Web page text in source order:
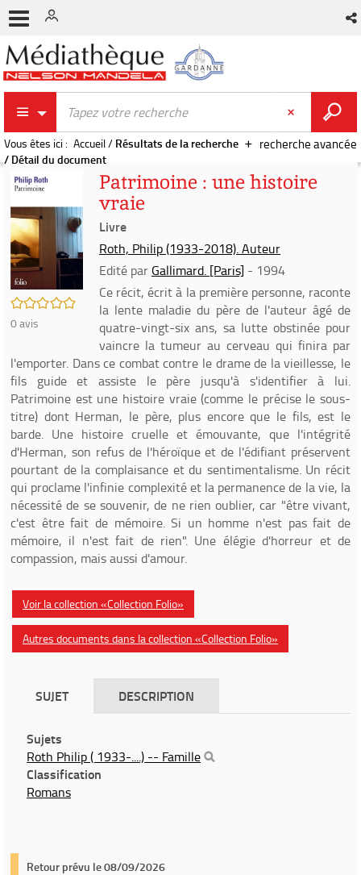
recherche avancée
Vous êtes ici : Accueil/ Résultats de la recherche
/ Détail du document
/5
0avis
Patrimoine : une histoire
vraie
Livre
Roth, Philip (1933-2018). Auteur
Edité par Gallimard. [Paris] - 1994
Ce récit, écrit à la première personne, raconte
la lente maladie du père de l'auteur âgé de
quatre-vingt-six ans, sa lutte obstinée pour
vaincre la tumeur au cerveau qui finira par
l'emporter. Dans ce combat contre le drame de la vieillesse, le
fils guide et assiste le père jusqu'à s'identifier à lui.
Patrimoine est une histoire vraie (comme le précise le sous-
titre) dont Herman, le père, plus encore que le fils, est le
barde. Une histoire cruelle et émouvante, que l'intégrité
d'Herman, son refus de l'héroïque et de l'édifiant préservent
pourtant de la complaisance et du sentimentalisme. Un récit
qui proclame l'infinie complexité et la permanence de la vie, la
nécessité de se souvenir, de ne rien oublier, car "être vivant,
c'est être fait de mémoire. Si un homme n'est pas fait de
mémoire, il n'est fait de rien". Une élégie d'horreur et de
compassion, mais aussi d'amour.
Voir la collection «Collection Folio»
Autres documents dans la collection «Collection Folio»
SUJET DESCRIPTION
Sujets
Roth Philip ( 1933-....) -- Famille
Classification
Romans
Retour prévu le 08/09/2026